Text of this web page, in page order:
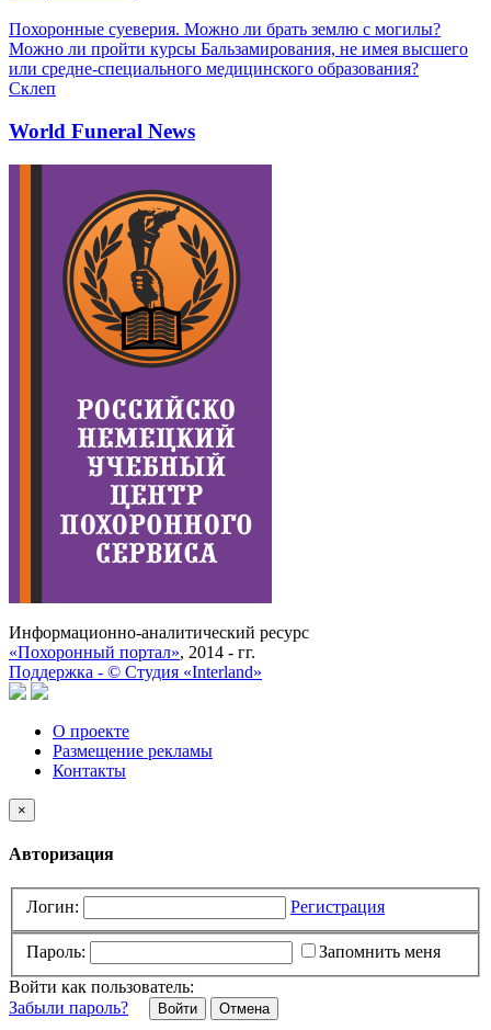
Похоронные суеверия. Можно ли брать землю с могилы?
Можно ли пройти курсы Бальзамирования, не имея высшего
или средне-специального медицинского образования?
Склеп
World Funeral News
Информационно-аналитический ресурс
«Похоронный портал», 2014 - гг.
Поддержка - © Cтудия «Interland»
О проекте
Размещение рекламы
Контакты
×
Авторизация
Логин: Регистрация
Пароль:
Запомнить меня
Войти как пользователь:
Забыли пароль?
Отмена